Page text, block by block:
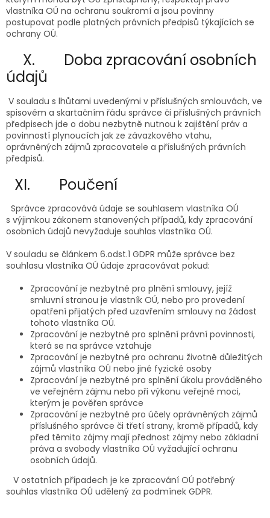
vlastníka OÚ na ochranu soukromí a jsou povinny
postupovat podle platných právních předpisů týkajících se
ochrany OÚ.
X. Doba zpracování osobních
údajů
V souladu s lhůtami uvedenými v příslušných smlouvách, ve
spisovém a skartačním řádu správce či příslušných právních
předpisech jde o dobu nezbytně nutnou k zajištění práv a
povinností plynoucích jak ze závazkového vtahu,
oprávněných zájmů zpracovatele a příslušných právních
předpisů.
XI. Poučení
Správce zpracovává údaje se souhlasem vlastníka OÚ
s výjimkou zákonem stanovených případů, kdy zpracování
osobních údajů nevyžaduje souhlas vlastníka OÚ.
V souladu se článkem 6.odst.1 GDPR může správce bez
souhlasu vlastníka OÚ údaje zpracovávat pokud:
Zpracování je nezbytné pro plnění smlouvy, jejíž
smluvní stranou je vlastník OÚ, nebo pro provedení
opatření přijatých před uzavřením smlouvy na žádost
tohoto vlastníka OÚ.
Zpracování je nezbytné pro splnění právní povinnosti,
která se na správce vztahuje
Zpracování je nezbytné pro ochranu životně důležitých
zájmů vlastníka OÚ nebo jiné fyzické osoby
Zpracování je nezbytné pro splnění úkolu prováděného
ve veřejném zájmu nebo při výkonu veřejné moci,
kterým je pověřen správce
Zpracování je nezbytné pro účely oprávněných zájmů
příslušného správce či třetí strany, kromě případů, kdy
před těmito zájmy mají přednost zájmy nebo základní
práva a svobody vlastníka OÚ vyžadující ochranu
osobních údajů.
V ostatních případech je ke zpracování OÚ potřebný
souhlas vlastníka OÚ udělený za podmínek GDPR.